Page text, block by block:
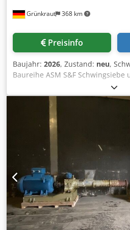
Grünkraut 368 km
Preisinfo
Baujahr: 2026, Zustand: neu,
Baureihe ASM S&F
vielen Bereichen der
(Sägewerke, Pelletieranlagen)
der Baureihe „ASM“ sieben
Sägespäne und Sägemehl,
weitere Sägewerks-
Nassbereich. Die
Siebbewegung des schräg
für eine hohe Trennschärfe des
Vorteil der Siebmaschine ist, dass
Teilchen schräg bis tangential
Dadurch entsteht - im Gegensatz
Klemm- und Steckkorn. Weitere
Ausführung, die hohe
wartungsarme Laufzeit der